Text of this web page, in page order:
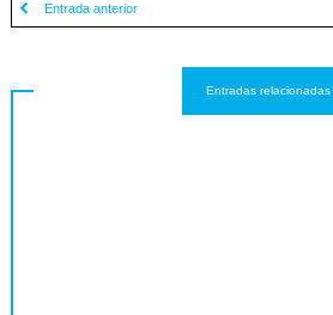
Entrada anterior
Entradas relacionadas